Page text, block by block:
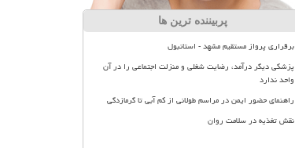
پربیننده ترین ها
برقراری پرواز مستقیم مشهد - استانبول
پزشکی دیگر درآمد، رضایت شغلی و منزلت اجتماعی را در آن
واحد ندارد
راهنمای حضور ایمن در مراسم طولانی از کم آبی تا گرمازدگی
نقش تغذیه در سلامت روان